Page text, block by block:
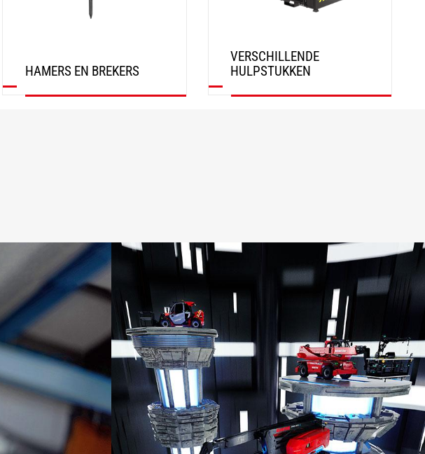
HAMERS EN BREKERS
VERSCHILLENDE
HULPSTUKKEN